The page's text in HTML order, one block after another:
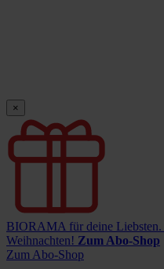
×
BIORAMA für deine Liebsten.
Weihnachten! Zum Abo-Shop
Zum Abo-Shop